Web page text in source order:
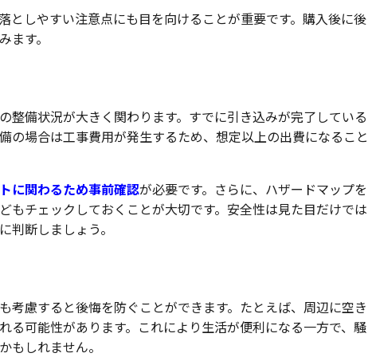
としやすい注意点にも目を向けることが重要です。購入後に後
す。
整備状況が大きく関わります。すでに引き込みが完了している
の場合は工事費用が発生するため、想定以上の出費になること
に関わるため事前確認が必要です。さらに、ハザードマップを
もチェックしておくことが大切です。安全性は見た目だけでは
判断しましょう。
考慮すると後悔を防ぐことができます。たとえば、周辺に空き
る可能性があります。これにより生活が便利になる一方で、騒
もしれません。